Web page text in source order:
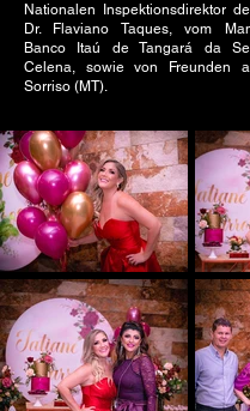
Nationalen Inspektionsdirektor
Dr. Flaviano Taques, vom
Banco Itaú de Tangará da
Celena, sowie von Freunden
Sorriso (MT).